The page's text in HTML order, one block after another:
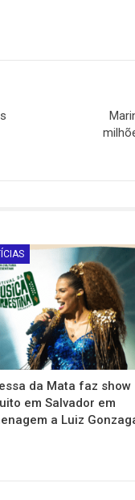
da Mata faz show
em Salvador em
a Luiz